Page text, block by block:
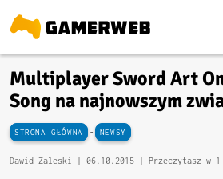
Multiplayer Sword Art
Song na najnowszym
STRONA GŁÓWNA - NEWSY
Dawid Zaleski | 06.10.2015 | Przeczytasz w 1